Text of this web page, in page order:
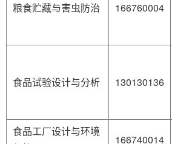
粮食贮藏与害虫防治 166760004
食品试验设计与分析 130130136
食品工厂设计与环境
166740014